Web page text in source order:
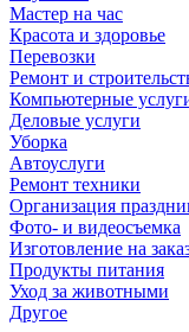
Мастер на час
Красота и здоровье
Перевозки
Ремонт и
Компьютерные
Деловые услуги
Уборка
Автоуслуги
Ремонт техники
Организация
Фото- и видеосъемка
Изготовление на
Продукты питания
Уход за животными
Другое